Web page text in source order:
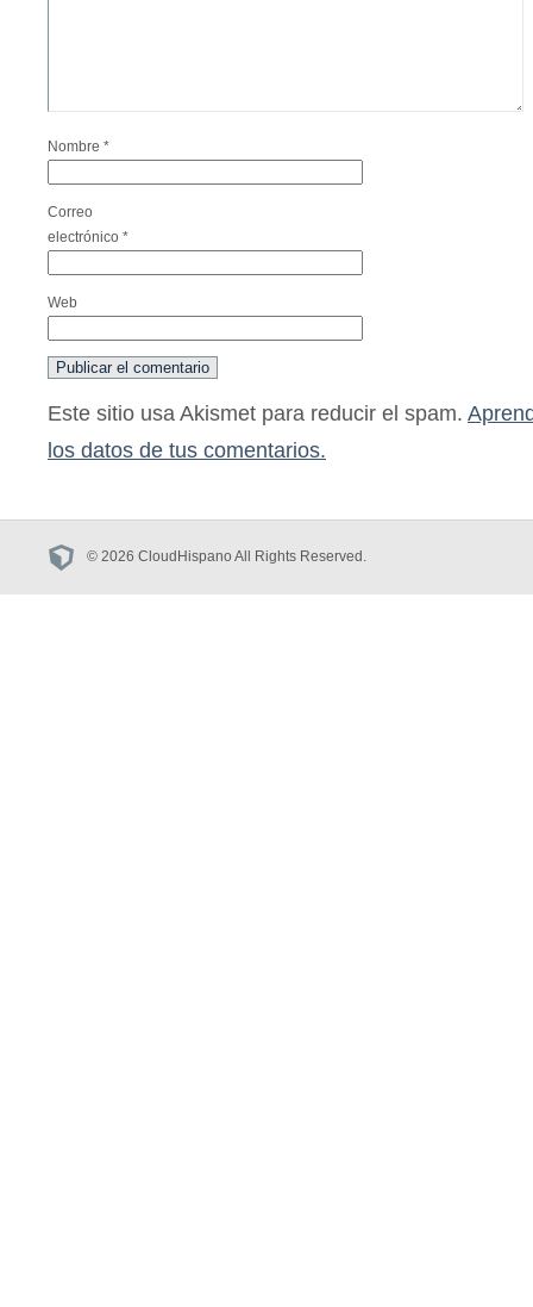
Nombre *
Correo
electrónico *
Web
Este sitio usa Akismet para reducir el spam.
los datos de tus comentarios.
© 2026 CloudHispano All Rights Reserved.